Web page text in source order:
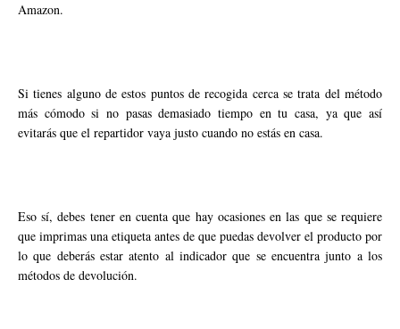
Amazon.
Si tienes alguno de estos puntos de recogida cerca se trata del método
más cómodo si no pasas demasiado tiempo en tu casa, ya que así
evitarás que el repartidor vaya justo cuando no estás en casa.
Eso sí, debes tener en cuenta que hay ocasiones en las que se requiere
que imprimas una etiqueta antes de que puedas devolver el producto por
lo que deberás estar atento al indicador que se encuentra junto a los
métodos de devolución.